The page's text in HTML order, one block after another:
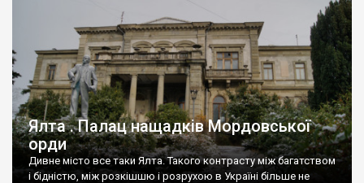
Ялта . Палац нащадків Мордовської
орди
Дивне місто все таки Ялта. Такого контрасту між багатством
і бідністю, між розкішшю і розрухою в Україні більше не